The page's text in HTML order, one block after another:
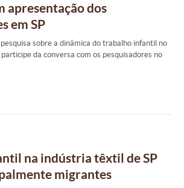
apresentação dos
em SP
sobre a dinâmica do trabalho infantil no
da conversa com os pesquisadores no
na indústria têxtil de SP
migrantes